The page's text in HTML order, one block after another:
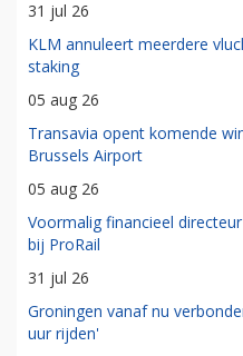
31 jul 26
KLM annuleert meerdere
staking
05 aug 26
Transavia opent komende
Brussels Airport
05 aug 26
Voormalig financieel
bij ProRail
31 jul 26
Groningen vanaf nu
uur rijden'